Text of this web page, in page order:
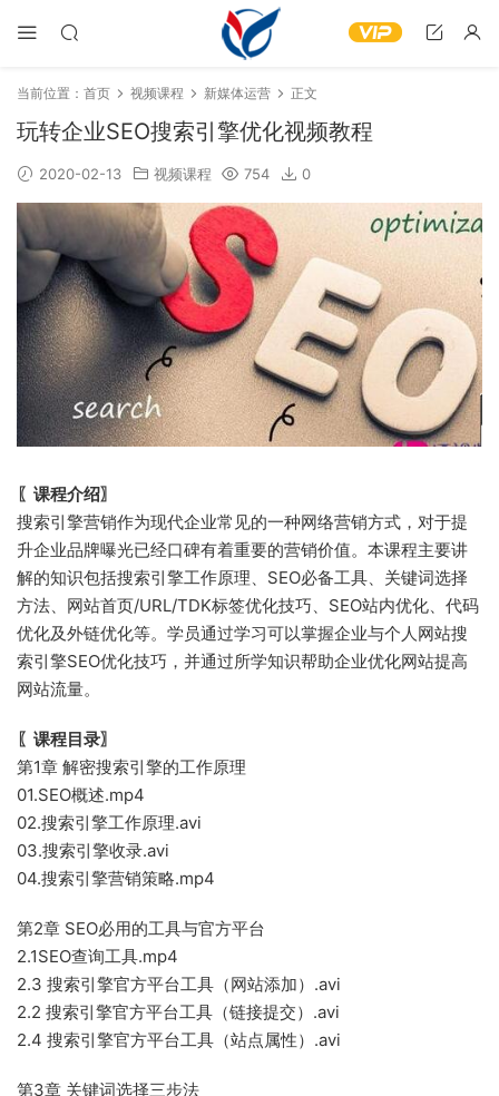
当前位置： 首页 视频课程 新媒体运营 正文
玩转企业SEO搜索引擎优化视频教程
2020-02-13 视频课程 754 0
〖课程介绍〗
搜索引擎营销作为现代企业常见的一种网络营销方式，对于提
升企业品牌曝光已经口碑有着重要的营销价值。本课程主要讲
解的知识包括搜索引擎工作原理、SEO必备工具、关键词选择
方法、网站首页/URL/TDK标签优化技巧、SEO站内优化、代码
优化及外链优化等。学员通过学习可以掌握企业与个人网站搜
索引擎SEO优化技巧，并通过所学知识帮助企业优化网站提高
网站流量。
〖课程目录〗
第1章 解密搜索引擎的工作原理
01.SEO概述.mp4
02.搜索引擎工作原理.avi
03.搜索引擎收录.avi
04.搜索引擎营销策略.mp4
第2章 SEO必用的工具与官方平台
2.1SEO查询工具.mp4
2.3 搜索引擎官方平台工具（网站添加）.avi
2.2 搜索引擎官方平台工具（链接提交）.avi
2.4 搜索引擎官方平台工具（站点属性）.avi
第3章 关键词选择三步法